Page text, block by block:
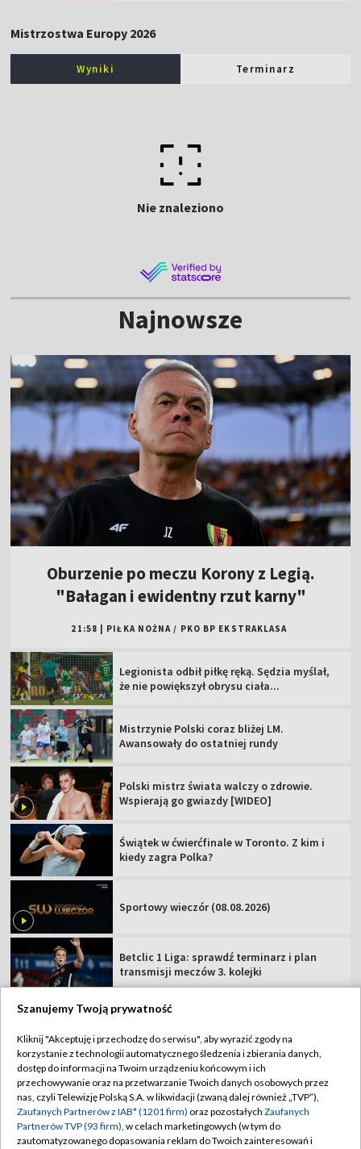
Mistrzostwa Europy 2026
Wyniki Terminarz
Nie znaleziono
Najnowsze
Oburzenie po meczu Korony z Legią.
"Bałagan i ewidentny rzut karny"
21:58 PIŁKA NOŻNA / PKO BP EKSTRAKLASA
Legionista odbił piłkę ręką. Sędzia myślał,
że nie powiększył obrysu ciała...
Mistrzynie Polski coraz bliżej LM.
Awansowały do ostatniej rundy
Polski mistrz świata walczy o zdrowie.
Wspierają go gwiazdy [WIDEO]
Świątek w ćwierćfinale w Toronto. Z kim i
kiedy zagra Polka?
Sportowy wieczór (08.08.2026)
Betclic 1 Liga: sprawdź terminarz i plan
transmisji meczów 3. kolejki
TVP
Abonament TVP
Sklep TVP
Biuro Reklamy
Regulamin TVP
Polityka prywatności
Moje zgody
Szanujemy Twoją prywatność
Kliknij "Akceptuję i przechodzę do serwisu", aby wyrazić zgody na
korzystanie z technologii automatycznego śledzenia i zbierania danych,
dostęp do informacji na Twoim urządzeniu końcowym i ich
przechowywanie oraz na przetwarzanie Twoich danych osobowych przez
nas, czyli Telewizję Polską S.A. w likwidacji (zwaną dalej również „TVP”),
Zaufanych Partnerów z IAB* (1201 firm) oraz pozostałych Zaufanych
Partnerów TVP (93 firm), w celach marketingowych (w tym do
zautomatyzowanego dopasowania reklam do Twoich zainteresowań i